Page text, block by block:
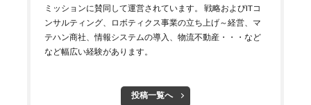
ミッションに賛同して運営されています。 戦略およびITコ
ンサルティング、ロボティクス事業の立ち上げ～経営、マ
テハン商社、情報システムの導入、物流不動産・・・など
など幅広い経験があります。
投稿一覧へ